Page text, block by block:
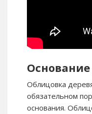
Облицовка
обязательном
основания.